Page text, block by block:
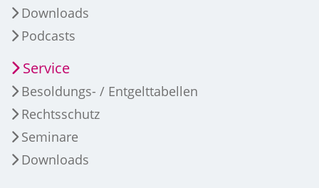
Downloads
Podcasts
Service
Besoldungs- / Entgelttabellen
Rechtsschutz
Seminare
Downloads